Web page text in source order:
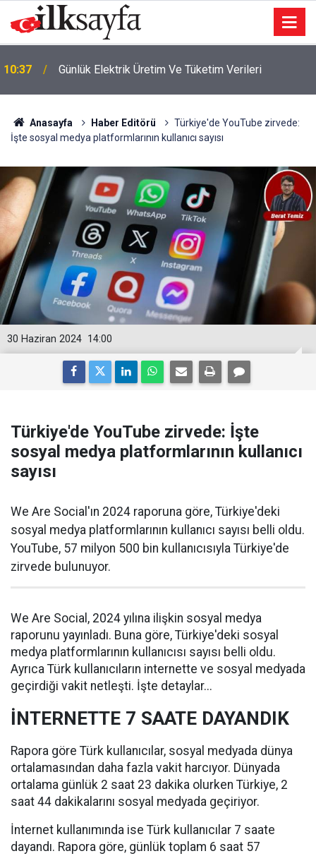
10:15
Adalet Bakanı Gürlek, Behçet Oktay'ın Ailesiyle
Görüşecek
Anasayfa Haber Editörü
Türkiye'de YouTube zirvede:
İşte sosyal medya platformlarının kullanıcı sayısı
14:00
30 Haziran 2024
Türkiye'de YouTube zirvede: İşte
sosyal medya platformlarının kullanıcı
sayısı
We Are Social'ın 2024 raporuna göre, Türkiye'deki
sosyal medya platformlarının kullanıcı sayısı belli oldu.
YouTube, 57 milyon 500 bin kullanıcısıyla Türkiye'de
zirvede bulunuyor.
We Are Social, 2024 yılına ilişkin sosyal medya
raporunu yayınladı. Buna göre, Türkiye'deki sosyal
medya platformlarının kullanıcısı sayısı belli oldu.
Ayrıca Türk kullanıcıların internette ve sosyal medyada
geçirdiği vakit netleşti. İşte detaylar...
İNTERNETTE 7 SAATE DAYANDIK
Rapora göre Türk kullanıcılar, sosyal medyada dünya
ortalamasından daha fazla vakit harcıyor. Dünyada
ortalama günlük 2 saat 23 dakika olurken Türkiye, 2
saat 44 dakikalarını sosyal medyada geçiriyor.
İnternet kullanımında ise Türk kullanıcılar 7 saate
dayandı. Rapora göre, günlük toplam 6 saat 57